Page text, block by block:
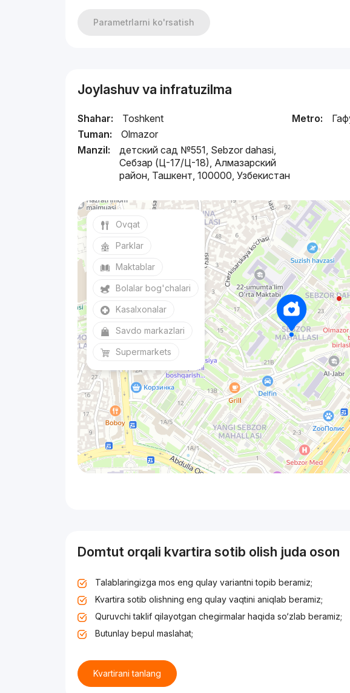
Parametrlarni ko'rsatish
Joylashuv va infratuzilma
Shahar:
Toshkent
Tuman:
Olmazor
Manzil:
детский сад №551, Sebzor dahasi,
Себзар (Ц-17/Ц-18), Алмазарский
район, Ташкент, 100000, Узбекистан
Metro:
Ovqat
Parklar
Maktablar
Bolalar bog'chalari
Kasalxonalar
Savdo markazlari
Supermarkets
Domtut orqali kvartira sotib olish juda oson
Talablaringizga mos eng qulay variantni topib beramiz;
Kvartira sotib olishning eng qulay vaqtini aniqlab beramiz;
Quruvchi taklif qilayotgan chegirmalar haqida so‘zlab beramiz;
Butunlay bepul maslahat;
Kvartirani tanlang